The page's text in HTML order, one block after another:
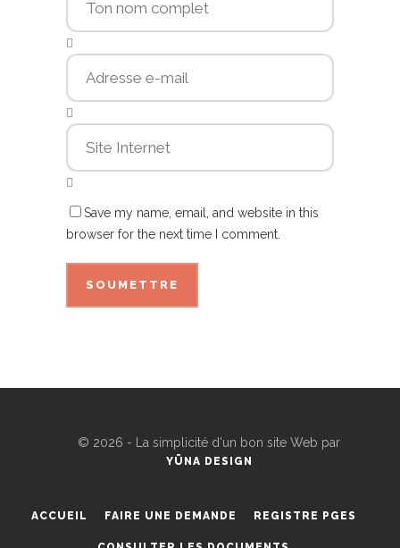
Save my name, email, and website in this
browser for the next time I comment.
© 2026 - La simplicité d'un bon site Web par
YÜNA DESIGN
ACCUEIL FAIRE UNE DEMANDE REGISTRE PGES